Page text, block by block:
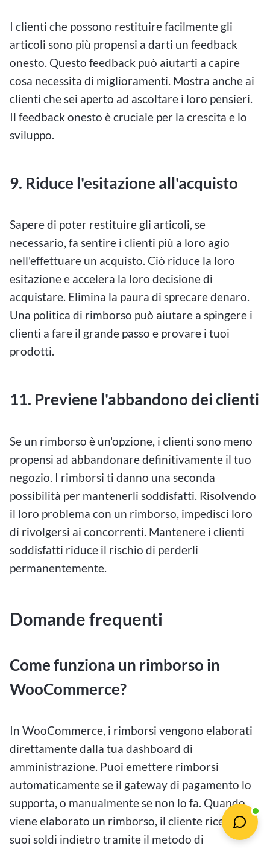
I clienti che possono restituire facilmente gli
articoli sono più propensi a darti un feedback
onesto. Questo feedback può aiutarti a capire
cosa necessita di miglioramenti. Mostra anche ai
clienti che sei aperto ad ascoltare i loro pensieri.
Il feedback onesto è cruciale per la crescita e lo
sviluppo.
9. Riduce l'esitazione all'acquisto
Sapere di poter restituire gli articoli, se
necessario, fa sentire i clienti più a loro agio
nell'effettuare un acquisto. Ciò riduce la loro
esitazione e accelera la loro decisione di
acquistare. Elimina la paura di sprecare denaro.
Una politica di rimborso può aiutare a spingere i
clienti a fare il grande passo e provare i tuoi
prodotti.
11. Previene l'abbandono dei clienti
Se un rimborso è un'opzione, i clienti sono meno
propensi ad abbandonare definitivamente il tuo
negozio. I rimborsi ti danno una seconda
possibilità per mantenerli soddisfatti. Risolvendo
il loro problema con un rimborso, impedisci loro
di rivolgersi ai concorrenti. Mantenere i clienti
soddisfatti riduce il rischio di perderli
permanentemente.
Domande frequenti
Come funziona un rimborso in
WooCommerce?
In WooCommerce, i rimborsi vengono elaborati
direttamente dalla tua dashboard di
amministrazione. Puoi emettere rimborsi
automaticamente se il gateway di pagamento lo
supporta, o manualmente se non lo fa. Quando
viene elaborato un rimborso, il cliente riceve i
suoi soldi indietro tramite il metodo di